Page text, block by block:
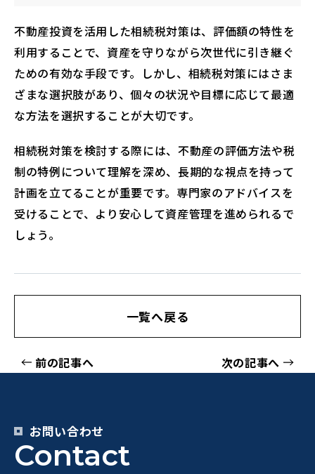
不動産投資を活用した相続税対策は、評価額の特性を
利用することで、資産を守りながら次世代に引き継ぐ
ための有効な手段です。しかし、相続税対策にはさま
ざまな選択肢があり、個々の状況や目標に応じて最適
な方法を選択することが大切です。
相続税対策を検討する際には、不動産の評価方法や税
制の特例について理解を深め、長期的な視点を持って
計画を立てることが重要です。専門家のアドバイスを
受けることで、より安心して資産管理を進められるで
しょう。
一覧へ戻る
前の記事へ 次の記事へ
お問い合わせ
Contact